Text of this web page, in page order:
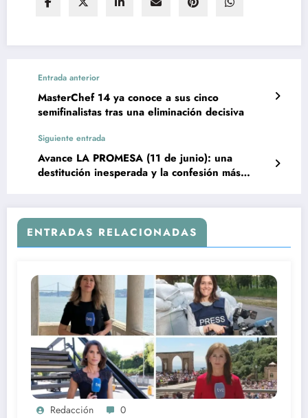
Entrada anterior
MasterChef 14 ya conoce a sus cinco
semifinalistas tras una eliminación decisiva
Siguiente entrada
Avance LA PROMESA (11 de junio): una
destitución inesperada y la confesión más
ENTRADAS RELACIONADAS
Redacción 0